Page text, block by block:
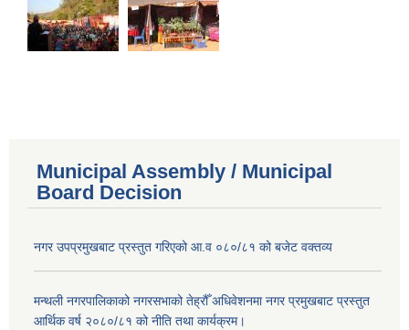
Municipal Assembly / Municipal
Board Decision
नगर उपप्रमुखबाट प्रस्तुत गरिएको आ.व ०८०/८१ को बजेट वक्तव्य
मन्थली नगरपालिकाको नगरसभाको तेह्रौँ अधिवेशनमा नगर प्रमुखबाट प्रस्तुत
आर्थिक वर्ष २०८०/८१ को नीति तथा कार्यक्रम।